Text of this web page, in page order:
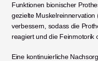
Funktionen bionischer
gezielte
verbessern, sodass die
reagiert und die Feinmotorik
Eine kontinuierliche